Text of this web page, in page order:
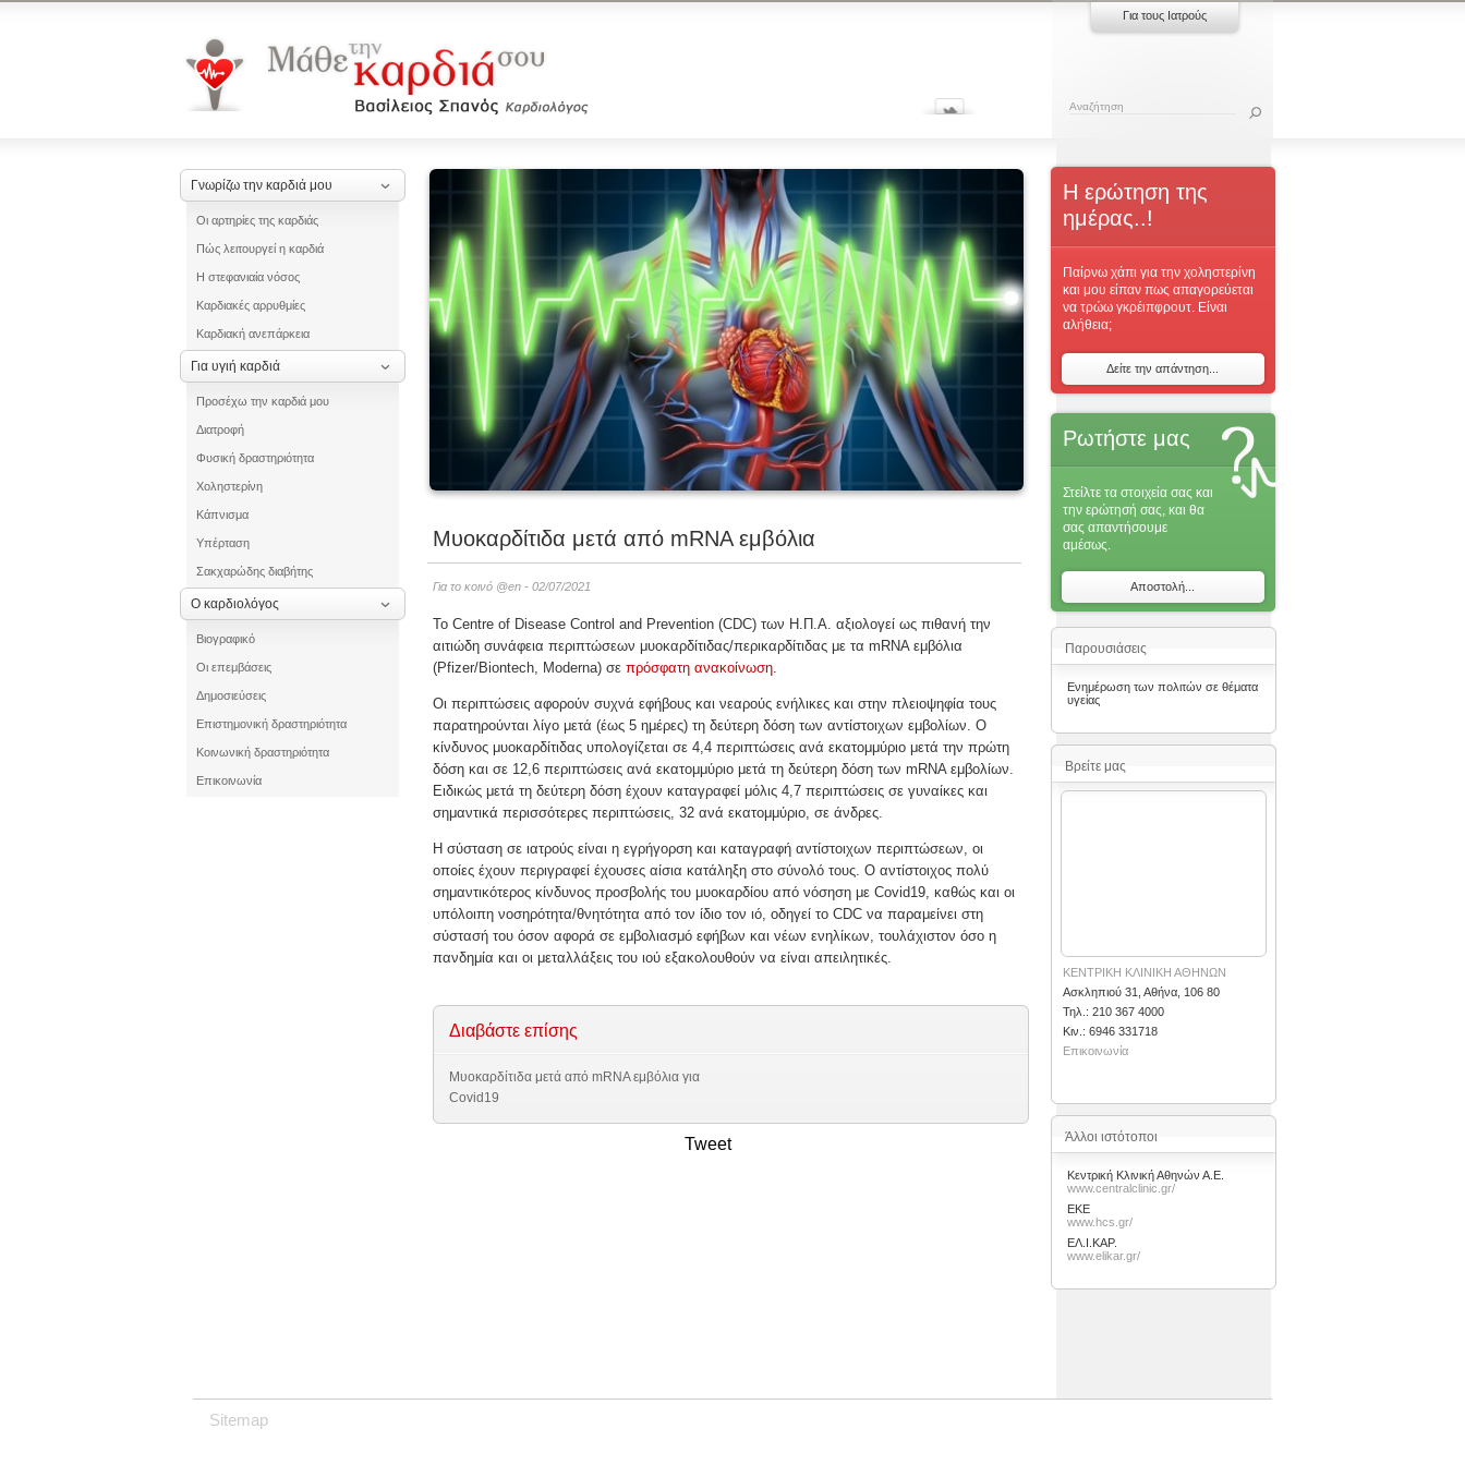
Για τους Ιατρούς
Γνωρίζω την καρδιά μου
Οι αρτηρίες της καρδιάς
Πώς λειτουργεί η καρδιά
Η στεφανιαία νόσος
Καρδιακές αρρυθμίες
Καρδιακή ανεπάρκεια
Για υγιή καρδιά
Προσέχω την καρδιά μου
Διατροφή
Φυσική δραστηριότητα
Χοληστερίνη
Κάπνισμα
Υπέρταση
Σακχαρώδης διαβήτης
Ο καρδιολόγος
Βιογραφικό
Οι επεμβάσεις
Δημοσιεύσεις
Επιστημονική δραστηριότητα
Κοινωνική δραστηριότητα
Επικοινωνία
Μυοκαρδίτιδα μετά από mRNA εμβόλια
Για το κοινό @en - 02/07/2021
Το Centre of Disease Control and Prevention (CDC) των Η.Π.Α. αξιολογεί ως πιθανή την
αιτιώδη συνάφεια περιπτώσεων μυοκαρδίτιδας/περικαρδίτιδας με τα mRNA εμβόλια
(Pfizer/Biontech, Moderna) σε πρόσφατη ανακοίνωση.
Οι περιπτώσεις αφορούν συχνά εφήβους και νεαρούς ενήλικες και στην πλειοψηφία τους
παρατηρούνται λίγο μετά (έως 5 ημέρες) τη δεύτερη δόση των αντίστοιχων εμβολίων. Ο
κίνδυνος μυοκαρδίτιδας υπολογίζεται σε 4,4 περιπτώσεις ανά εκατομμύριο μετά την πρώτη
δόση και σε 12,6 περιπτώσεις ανά εκατομμύριο μετά τη δεύτερη δόση των mRNA εμβολίων.
Ειδικώς μετά τη δεύτερη δόση έχουν καταγραφεί μόλις 4,7 περιπτώσεις σε γυναίκες και
σημαντικά περισσότερες περιπτώσεις, 32 ανά εκατομμύριο, σε άνδρες.
Η σύσταση σε ιατρούς είναι η εγρήγορση και καταγραφή αντίστοιχων περιπτώσεων, οι
οποίες έχουν περιγραφεί έχουσες αίσια κατάληξη στο σύνολό τους. Ο αντίστοιχος πολύ
σημαντικότερος κίνδυνος προσβολής του μυοκαρδίου από νόσηση με Covid19, καθώς και οι
υπόλοιπη νοσηρότητα/θνητότητα από τον ίδιο τον ιό, οδηγεί το CDC να παραμείνει στη
σύστασή του όσον αφορά σε εμβολιασμό εφήβων και νέων ενηλίκων, τουλάχιστον όσο η
πανδημία και οι μεταλλάξεις του ιού εξακολουθούν να είναι απειλητικές.
Διαβάστε επίσης
Μυοκαρδίτιδα μετά από mRNA εμβόλια για
Covid19
Tweet
Η ερώτηση της
ημέρας..!
Παίρνω χάπι για την χοληστερίνη
και μου είπαν πως απαγορεύεται
να τρώω γκρέιπφρουτ. Είναι
αλήθεια;
Δείτε την απάντηση...
Ρωτήστε μας
Στείλτε τα στοιχεία σας και
την ερώτησή σας, και θα
σας απαντήσoυμε
αμέσως.
Αποστολή...
Παρουσιάσεις
Ενημέρωση των πολιτών σε θέματα
υγείας
Βρείτε μας
ΚΕΝΤΡΙΚΗ ΚΛΙΝΙΚΗ ΑΘΗΝΩΝ
Ασκληπιού 31, Αθήνα, 106 80
Τηλ.: 210 367 4000
Kιν.: 6946 331718
Επικοινωνία
Άλλοι ιστότοποι
Κεντρική Κλινική Αθηνών Α.Ε.
www.centralclinic.gr/
ΕΚΕ
www.hcs.gr/
ΕΛ.Ι.ΚΑΡ.
www.elikar.gr/
Sitemap